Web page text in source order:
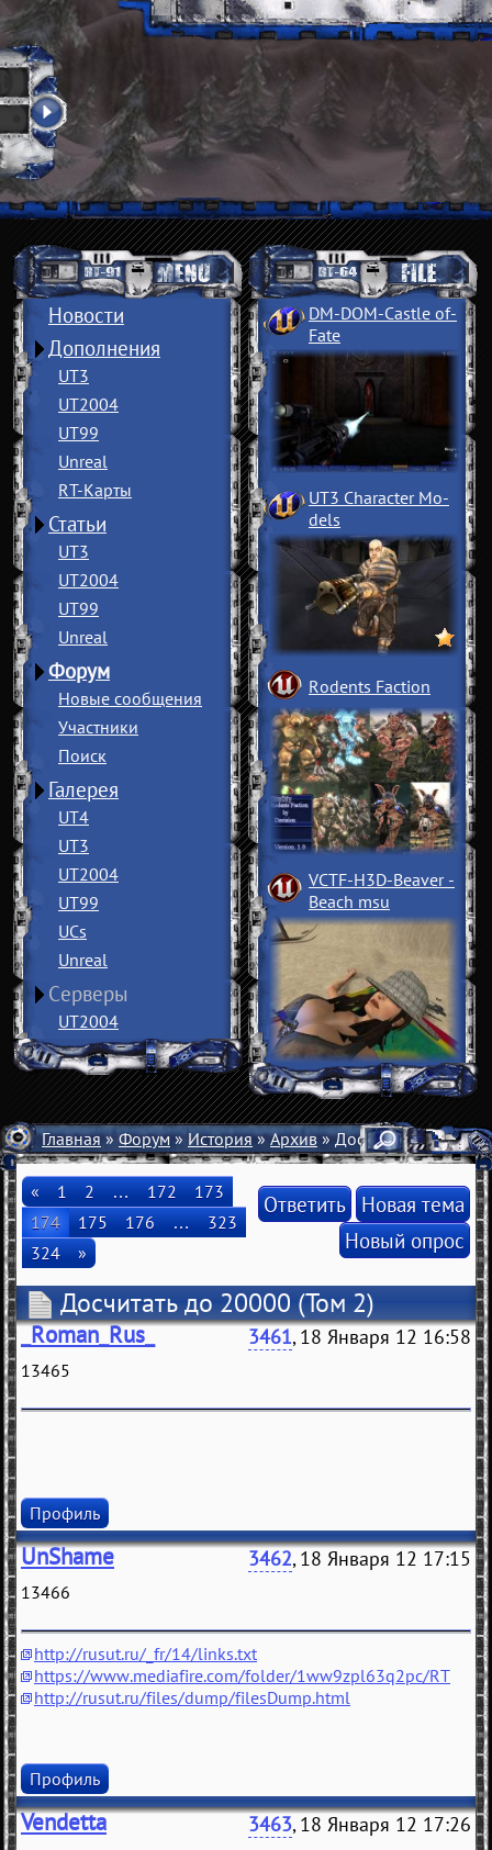
Новости
Дополнения
UT3
UT2004
UT99
Unreal
RT-Карты
Статьи
UT3
UT2004
UT99
Unreal
Форум
Новые сообщения
Участники
Поиск
Галерея
UT4
UT3
UT2004
UT99
UCs
Unreal
Серверы
UT2004
DM-DOM-Castle of­
Fate
UT3 Character Mo­
dels
Rodents Faction
VCTF-H3D-Beaver ­
Beach msu
Главная»Форум»История»Архив» Досчитать до 20000
« 1 2 … 172
173
174
175 176 …
323
324
»
Ответить Новая тема
Новый опрос
Досчитать до 20000 (Том 2)
_Roman_Rus_ 3461, 18 Января 12 16:58
13465
Профиль
UnShame 3462, 18 Января 12 17:15
13466
http://rusut.ru/_fr/14/links.txt
https://www.mediafire.com/folder/1ww9zpl63q2pc/RT
http://rusut.ru/files/dump/filesDump.html
Профиль
Vendetta 3463, 18 Января 12 17:26